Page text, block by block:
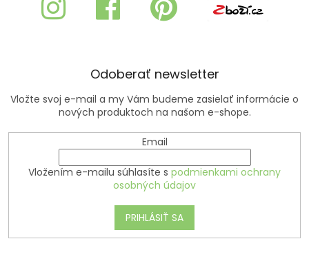
e
p
y
v
ý
p
i
s
e
Odoberať newsletter
Vložte svoj e-mail a my Vám budeme zasielať informácie o
nových produktoch na našom e-shope.
Email
Vložením e-mailu súhlasíte s podmienkami ochrany
osobných údajov
PRIHLÁSIŤ SA